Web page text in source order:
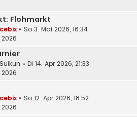
Flohmarkt
cebix « So 3. Mai 2026, 16:34
2026
Suikun « Di 14. Apr 2026, 21:33
2026
cebix « So 12. Apr 2026, 18:52
2026